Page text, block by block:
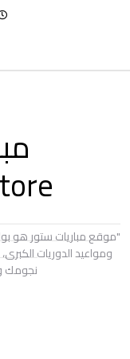
"موقع مباريات ستور هو
ومواعيد الدوريات
نجومك